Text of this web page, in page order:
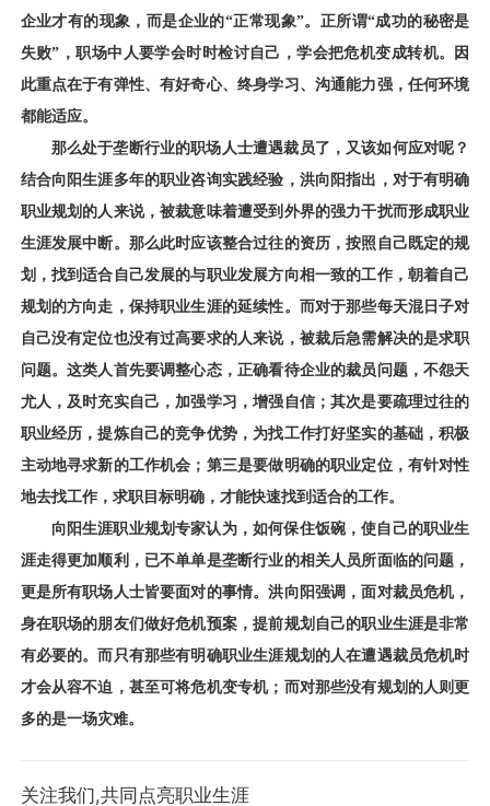
企业才有的现象，而是企业的“正常现象”。正所谓“成功的秘密是
失败” ，职场中人要学会时时检讨自己，学会把危机变成转机。因
此重点在于有弹性、有好奇心、终身学习、沟通能力强，任何环境
都能适应。
那么处于垄断行业的职场人士遭遇裁员了，又该如何应对呢？
结合向阳生涯多年的职业咨询实践经验，洪向阳指出，对于有明确
职业规划的人来说，被裁意味着遭受到外界的强力干扰而形成职业
生涯发展中断。 那么此时应该整合过往的资历，按照自己既定的规
划，找到适合自己发展的与职业发展方向相一致的工作，朝着自己
规划的方向走，保持职业生涯的延续性。而对于那些每天混日子对
自己没有定位也没有过高要求的人来说，被裁后急需解决的是求职
问题。这类人首先要调整心态，正确看待企业的裁员问题，不怨天
尤人，及时充实自己，加强学习，增强自信；其次是要疏理过往的
职业经历，提炼自己的竞争优势，为找工作打好坚实的基础，积极
主动地寻求新的工作机会；第三是要做明确的职业定位，有针对性
地去找工作，求职目标明确，才能快速找到适合的工作。
向阳生涯职业规划专家认为，如何保住饭碗，使自己的职业生
涯走得更加顺利，已不单单是垄断行业的相关人员所面临的问题，
更是所有职场人士皆要面对的事情。洪向阳强调，面对裁员危机，
身在职场的朋友们做好危机预案，提前规划自己的职业生涯是非常
有必要的。而只有那些有明确职业生涯规划的人在遭遇裁员危机时
才会从容不迫，甚至可将危机变专机；而对那些没有规划的人则更
多的是一场灾难。
关注我们,共同点亮职业生涯